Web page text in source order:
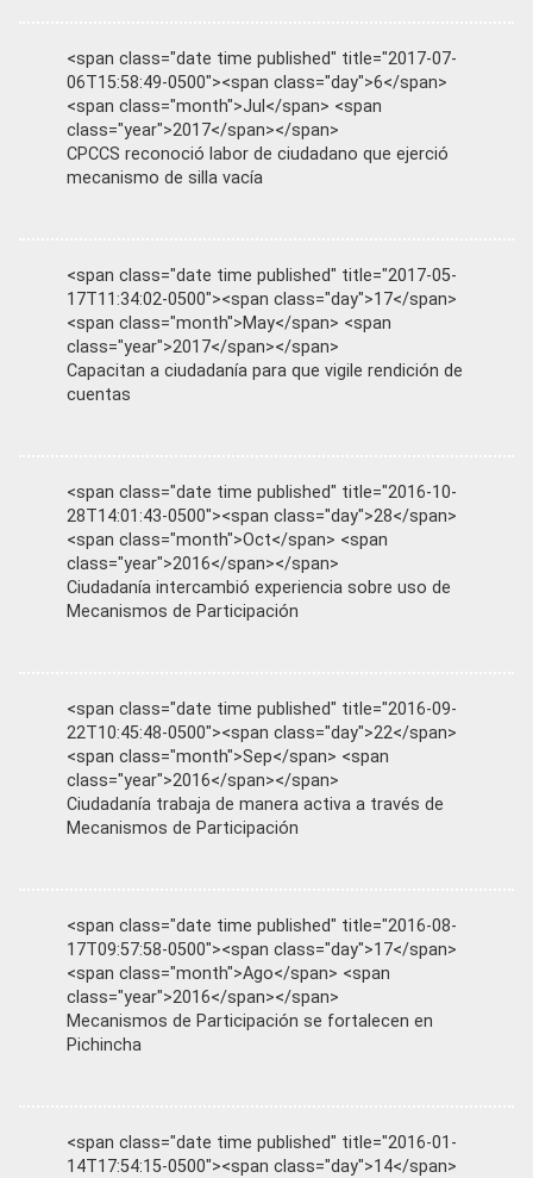
<span class="date time published" title="2017-07-
06T15:58:49-0500"><span class="day">6</span>
<span class="month">Jul</span> <span
class="year">2017</span></span>
CPCCS reconoció labor de ciudadano que ejerció
mecanismo de silla vacía
<span class="date time published" title="2017-05-
17T11:34:02-0500"><span class="day">17</span>
<span class="month">May</span> <span
class="year">2017</span></span>
Capacitan a ciudadanía para que vigile rendición de
cuentas
<span class="date time published" title="2016-10-
28T14:01:43-0500"><span class="day">28</span>
<span class="month">Oct</span> <span
class="year">2016</span></span>
Ciudadanía intercambió experiencia sobre uso de
Mecanismos de Participación
<span class="date time published" title="2016-09-
22T10:45:48-0500"><span class="day">22</span>
<span class="month">Sep</span> <span
class="year">2016</span></span>
Ciudadanía trabaja de manera activa a través de
Mecanismos de Participación
<span class="date time published" title="2016-08-
17T09:57:58-0500"><span class="day">17</span>
<span class="month">Ago</span> <span
class="year">2016</span></span>
Mecanismos de Participación se fortalecen en
Pichincha
<span class="date time published" title="2016-01-
14T17:54:15-0500"><span class="day">14</span>